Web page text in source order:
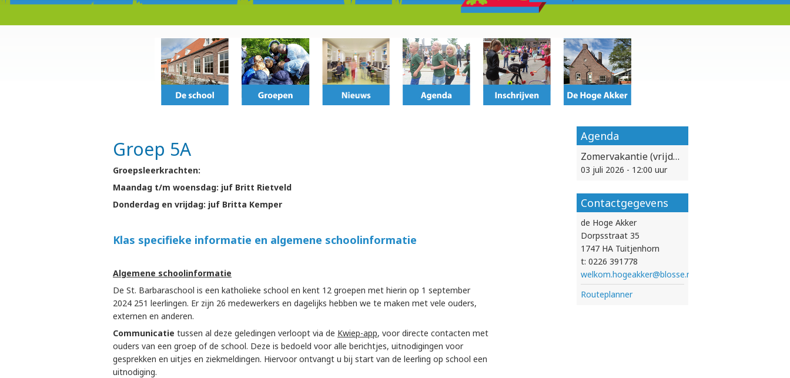
Groep 5A
Groepsleerkrachten:
Maandag t/m woensdag: juf Britt Rietveld
Donderdag en vrijdag: juf Britta Kemper
Klas specifieke informatie en algemene schoolinformatie
Algemene schoolinformatie
De St. Barbaraschool is een katholieke school en kent 12 groepen met hierin op 1 september
2024 251 leerlingen. Er zijn 26 medewerkers en dagelijks hebben we te maken met vele ouders,
externen en anderen.
Communicatie tussen al deze geledingen verloopt via de Kwiep-app, voor directe contacten met
ouders van een groep of de school. Deze is bedoeld voor alle berichtjes, uitnodigingen voor
gesprekken en uitjes en ziekmeldingen. Hiervoor ontvangt u bij start van de leerling op school een
uitnodiging.
Agenda
Zomervakantie (vrijdag 3 juli vanaf 12:00 uur vrij)
03 juli 2026 - 12:00 uur
Contactgegevens
de Hoge Akker
Dorpsstraat 35
1747 HA Tuitjenhorn
t: 0226 391778
welkom.hogeakker@blosse.nl
Routeplanner